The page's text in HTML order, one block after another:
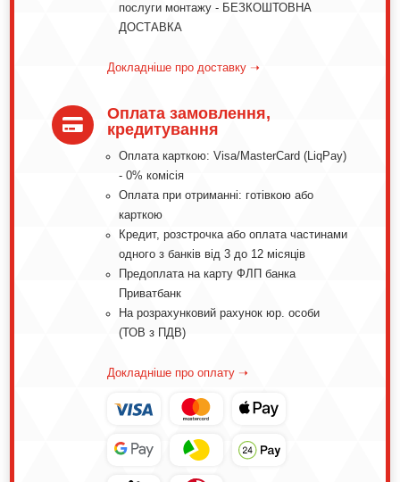
послуги монтажу - БЕЗКОШТОВНА
ДОСТАВКА
Докладніше про доставку ➝

Оплата замовлення,
кредитування
Оплата карткою: Visa/MasterCard (LiqPay)
- 0% комісія
Оплата при отриманні: готівкою або
карткою
Кредит, розстрочка або оплата частинами
одного з банків від 3 до 12 місяців
Предоплата на карту ФЛП банка
Приватбанк
На розрахунковий рахунок юр. особи
(ТОВ з ПДВ)
Докладніше про оплату ➝